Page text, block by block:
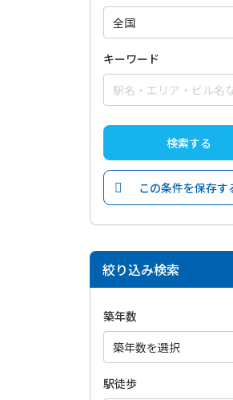
キーワード
検索する
この条件を保存す
絞り込み検索
築年数
駅徒歩